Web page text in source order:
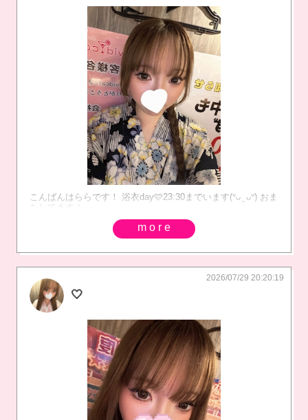
こんばんはららです！ 浴衣day🩷23:30までいます(ᐡᴗ ̫ ᴗᐡ) おま
ちしてます！
more
🤍
2026/07/29 20:20:19